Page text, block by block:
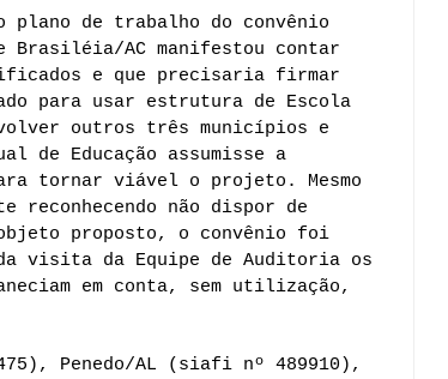
de trabalho do convênio
Brasiléia/AC manifestou contar
e que precisaria firmar
para usar estrutura de Escola
outros três municípios e
de Educação assumisse a
tornar viável o projeto. Mesmo
reconhecendo não dispor de
proposto, o convênio foi
visita da Equipe de Auditoria os
em conta, sem utilização,
Penedo/AL (siafi nº 489910),